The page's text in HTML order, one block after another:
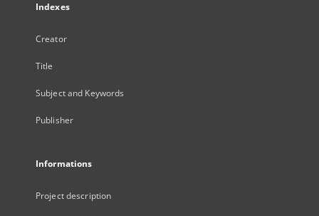
Indexes
Creator
Title
Subject and Keywords
Publisher
Informations
Project description